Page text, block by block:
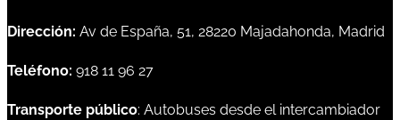
Dirección: Av de España, 51, 28220 Majadahonda, Madrid
Teléfono: 918 11 96 27
Transporte público: Autobuses desde el intercambiador